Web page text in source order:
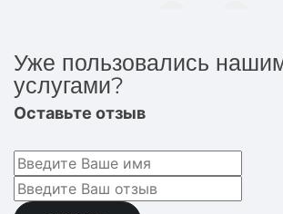
Уже пользовались
услугами?
Оставьте отзыв